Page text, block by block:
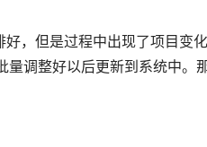
，但是过程中出现了项目变
调整好以后更新到系统中。